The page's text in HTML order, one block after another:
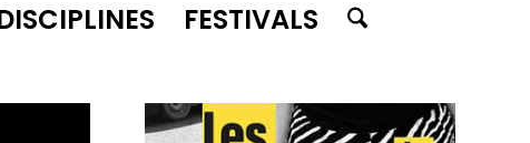
FESTIVALS